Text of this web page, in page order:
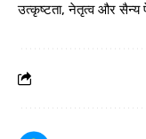
उत्कृष्टता, नेतृत्व और सैन्य